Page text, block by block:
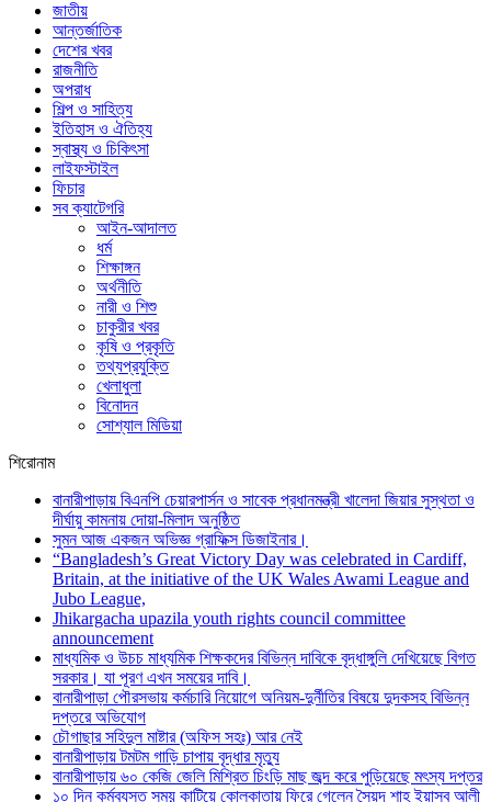
জাতীয়
আন্তর্জাতিক
দেশের খবর
রাজনীতি
অপরাধ
শিল্প ও সাহিত্য
ইতিহাস ও ঐতিহ্য
স্বাস্থ্য ও চিকিৎসা
লাইফস্টাইল
ফিচার
সব ক্যাটেগরি
আইন-আদালত
ধর্ম
শিক্ষাঙ্গন
অর্থনীতি
নারী ও শিশু
চাকুরীর খবর
কৃষি ও প্রকৃতি
তথ্যপ্রযুক্তি
খেলাধুলা
বিনোদন
সোশ্যাল মিডিয়া
শিরোনাম
বানারীপাড়ায় বিএনপি চেয়ারপার্সন ও সাবেক প্রধানমন্ত্রী খালেদা জিয়ার সুস্থতা ও
দীর্ঘায়ু কামনায় দোয়া-মিলাদ অনুষ্ঠিত
সুমন আজ একজন অভিজ্ঞ গ্রাফিক্স ডিজাইনার।
“Bangladesh’s Great Victory Day was celebrated in Cardiff,
Britain, at the initiative of the UK Wales Awami League and
Jubo League,
Jhikargacha upazila youth rights council committee
announcement
মাধ্যমিক ও উচচ মাধ্যমিক শিক্ষকদের বিভিন্ন দাবিকে বৃদ্ধাঙ্গুলি দেখিয়েছে বিগত
সরকার। যা পূরণ এখন সময়ের দাবি।
বানারীপাড়া পৌরসভায় কর্মচারি নিয়োগে অনিয়ম-দুর্নীতির বিষয়ে দুদকসহ বিভিন্ন
দপ্তরে অভিযোগ
চৌগাছার সহিদুল মাষ্টার (অফিস সহঃ) আর নেই
বানারীপাড়ায় টমটম গাড়ি চাপায় বৃদ্ধার মৃত্যু
বানারীপাড়ায় ৬০ কেজি জেলি মিশ্রিত চিংড়ি মাছ জব্দ করে পুড়িয়েছে মৎস্য দপ্তর
১০ দিন কর্মব্যস্ত সময় কাটিয়ে কোলকাতায় ফিরে গেলেন সৈয়দ শাহ ইয়াসুব আলী